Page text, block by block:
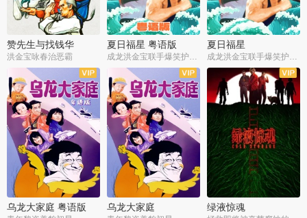
赞先生与找钱华
洪金宝咏春治恶霸
夏日福星 粤语版
成龙洪金宝联手爆笑护美女
夏日福星
成龙洪金宝联手爆笑护美女
乌龙大家庭 粤语版 乌龙大家庭 绿液惊魂